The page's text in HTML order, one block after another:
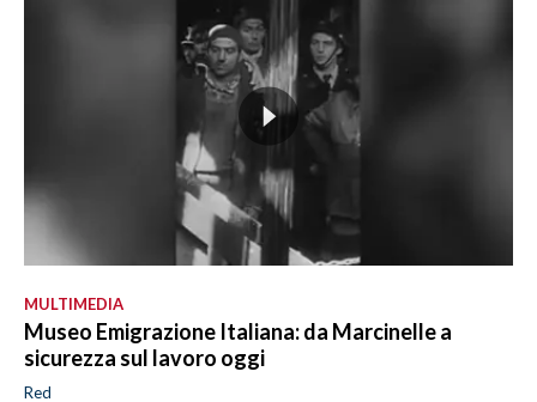
MULTIMEDIA
Museo Emigrazione Italiana: da Marcinelle a
sicurezza sul lavoro oggi
Red